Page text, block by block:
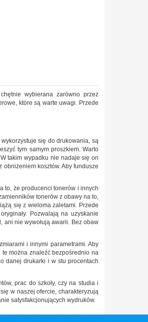
wybierana zarówno przez
które są warte uwagi. Przede
się do drukowania, są
tym samym proszkiem. Warto
takim wypadku nie nadaje się on
kosztów. Aby fundusze
to, że producenci tonerów i innych
tonerów z obawy na to,
się z wieloma zaletami. Przede
Pozwalają na uzyskanie
ani nie wywołują awarii. Bez obaw
i innymi parametrami. Aby
można znaleźć bezpośrednio na
danej drukarki i w stu procentach
prac do szkoły, czy na studia i
w naszej ofercie, charakteryzują
satysfakcjonujących wydruków.